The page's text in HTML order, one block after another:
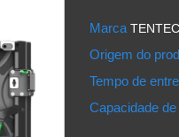
Marca
Origem do
Tempo de
Capacidade